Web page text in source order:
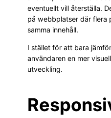
eventuellt vill återställa.
på webbplatser där flera
samma innehåll.
I stället för att bara
användaren en mer
utveckling.